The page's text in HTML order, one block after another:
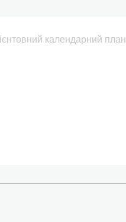
календарний план